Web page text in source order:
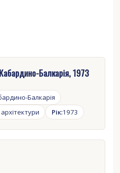
Балкарія, 1973
Балкарія
Рік:1973